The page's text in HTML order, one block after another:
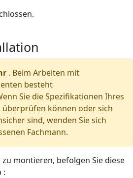
. Beim Arbeiten mit
besteht
Sie die Spezifikationen Ihres
können oder sich
sind, wenden Sie sich
Fachmann.
montieren, befolgen Sie diese
: